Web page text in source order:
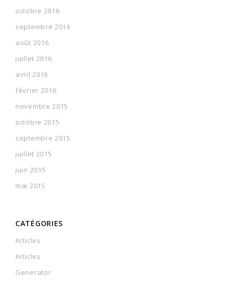
octobre 2016
septembre 2016
août 2016
juillet 2016
avril 2016
février 2016
novembre 2015
octobre 2015
septembre 2015
juillet 2015
juin 2015
mai 2015
CATÉGORIES
Articles
Articles
Generator